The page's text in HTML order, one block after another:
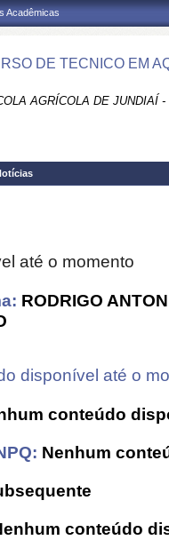
Acadêmicas
DE TECNICO EM
AGRÍCOLA DE JUNDIAÍ -
até o momento
RODRIGO
disponível até o
conteúdo
Nenhum
conteúdo